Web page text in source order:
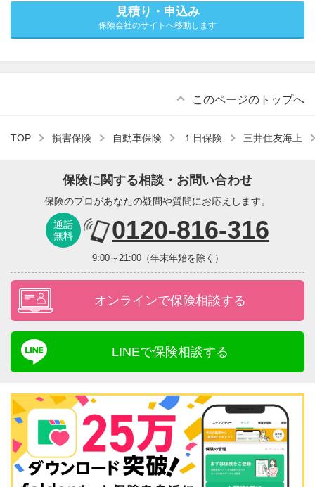
見積り・申込み
保険会社のサイトへ移動します
このページのトップへ
TOP 損害保険 自動車保険 １日保険 三井住友海上
保険に関する相談・お問い合わせ
保険のプロがあなたの疑問や質問にお応えします。
通話
無料
0120-816-316
9:00～21:00（年末年始を除く）
オンラインで保険相談する
LINEで保険相談する